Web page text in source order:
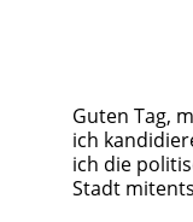
Guten Tag,
ich
ich die
Stadt